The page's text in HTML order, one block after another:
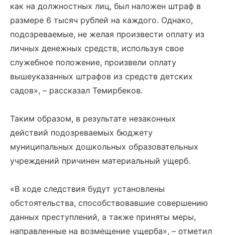
как на должностных лиц, был наложен штраф в
размере 6 тысяч рублей на каждого. Однако,
подозреваемые, не желая произвести оплату из
личных денежных средств, используя свое
служебное положение, произвели оплату
вышеуказанных штрафов из средств детских
садов», – рассказал Темирбеков.
Таким образом, в результате незаконных
действий подозреваемых бюджету
муниципальных дошкольных образовательных
учреждений причинен материальный ущерб.
«В ходе следствия будут установлены
обстоятельства, способствовавшие совершению
данных преступлений, а также приняты меры,
направленные на возмещение ущерба», – отметил